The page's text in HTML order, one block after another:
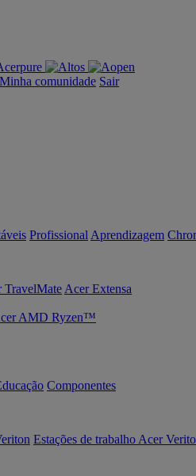
Minha comunidade Sair
Profissional Aprendizagem
TravelMate Acer Extensa
AMD Ryzen™
Componentes
Estações de trabalho Acer